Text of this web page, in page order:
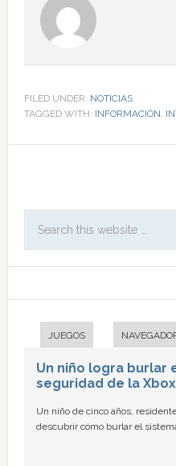
FILED UNDER: NOTICIAS
TAGGED WITH: INFORMACIÓN,
JUEGOS
Un niño logra burlar
seguridad de la
Un niño de cinco años,
descubrir cómo burlar el